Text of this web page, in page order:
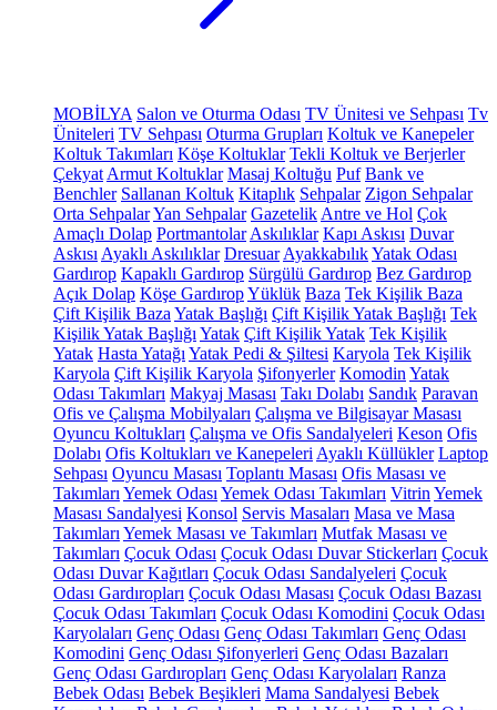
MOBİLYA Salon ve Oturma Odası TV Ünitesi ve Sehpası Tv
Üniteleri TV Sehpası Oturma Grupları Koltuk ve Kanepeler
Koltuk Takımları Köşe Koltuklar Tekli Koltuk ve Berjerler
Çekyat Armut Koltuklar Masaj Koltuğu Puf Bank ve
Benchler Sallanan Koltuk Kitaplık Sehpalar Zigon Sehpalar
Orta SehpalarYan Sehpalar Gazetelik Antre ve Hol Çok
Amaçlı Dolap Portmantolar Askılıklar Kapı Askısı Duvar
Askısı Ayaklı Askılıklar Dresuar AyakkabılıkYatak Odası
Gardırop Kapaklı Gardırop Sürgülü Gardırop Bez Gardırop
Açık Dolap Köşe GardıropYüklük Baza Tek Kişilik Baza
Çift Kişilik Baza Yatak Başlığı Çift Kişilik Yatak Başlığı Tek
Kişilik Yatak Başlığı Yatak Çift Kişilik Yatak Tek Kişilik
Yatak Hasta Yatağı Yatak Pedi & Şiltesi Karyola Tek Kişilik
Karyola Çift Kişilik Karyola Şifonyerler Komodin Yatak
Odası Takımları Makyaj Masası Takı Dolabı Sandık Paravan
Ofis ve Çalışma Mobilyaları Çalışma ve Bilgisayar Masası
Oyuncu Koltukları Çalışma ve Ofis Sandalyeleri Keson Ofis
Dolabı Ofis Koltukları ve Kanepeleri Ayaklı Küllükler Laptop
Sehpası Oyuncu Masası Toplantı Masası Ofis Masası ve
Takımları Yemek Odası Yemek Odası Takımları Vitrin Yemek
Masası Sandalyesi Konsol Servis Masaları Masa ve Masa
Takımları Yemek Masası ve Takımları Mutfak Masası ve
Takımları Çocuk Odası Çocuk Odası Duvar Stickerları Çocuk
Odası Duvar Kağıtları Çocuk Odası Sandalyeleri Çocuk
Odası Gardıropları Çocuk Odası Masası Çocuk Odası Bazası
Çocuk Odası Takımları Çocuk Odası Komodini Çocuk Odası
Karyolaları Genç Odası Genç Odası Takımları Genç Odası
Komodini Genç Odası Şifonyerleri Genç Odası Bazaları
Genç Odası Gardıropları Genç Odası Karyolaları Ranza
Bebek Odası Bebek Beşikleri Mama Sandalyesi Bebek